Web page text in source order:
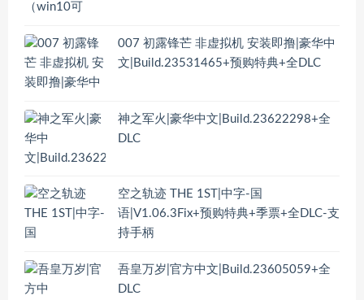
007 初露锋芒 非虚拟机 安装即撸|豪华中
文|Build.23531465+预购特典+全DLC
神之军火|豪华中文|Build.23622298+全
DLC
空之轨迹 THE 1ST|中字-国
语|V1.06.3Fix+预购特典+季票+全DLC-支
持手柄
吾皇万岁|官方中文|Build.23605059+全
DLC